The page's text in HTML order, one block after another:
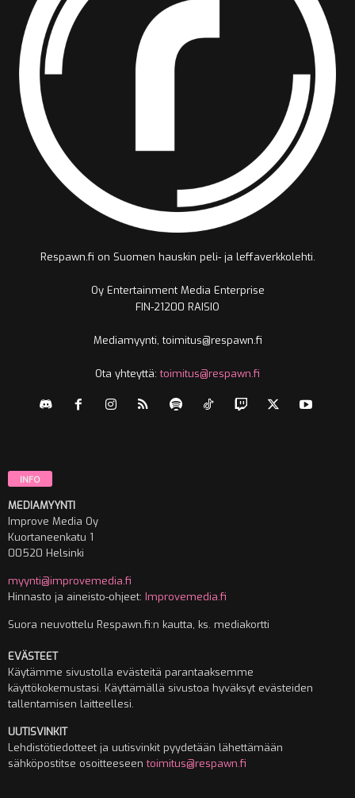
Respawn.fi on Suomen hauskin peli- ja leffaverkkolehti.
Oy Entertainment Media Enterprise
FIN-21200 RAISIO
Mediamyynti, toimitus@respawn.fi
Ota yhteyttä:toimitus@respawn.fi
INFO
MEDIAMYYNTI
Improve Media Oy
Kuortaneenkatu 1
00520 Helsinki
myynti@improvemedia.fi
Hinnasto ja aineisto-ohjeet: Improvemedia.fi
Suora neuvottelu Respawn.fi:n kautta, ks. mediakortti
EVÄSTEET
Käytämme sivustolla evästeitä parantaaksemme
käyttökokemustasi. Käyttämällä sivustoa hyväksyt evästeiden
tallentamisen laitteellesi.
UUTISVINKIT
Lehdistötiedotteet ja uutisvinkit pyydetään lähettämään
sähköpostitse osoitteeseentoimitus@respawn.fi